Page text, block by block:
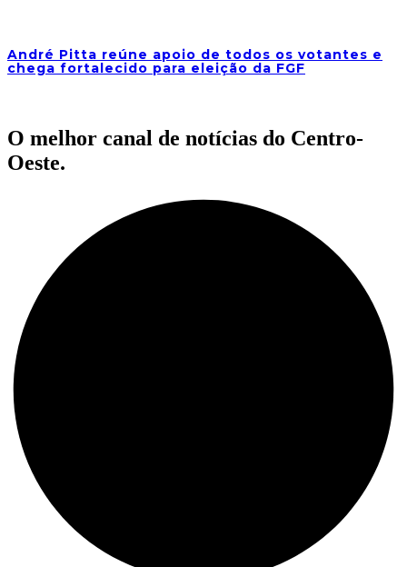
André Pitta reúne apoio de todos os votantes e
chega fortalecido para eleição da FGF
O melhor canal de notícias do Centro-
Oeste.